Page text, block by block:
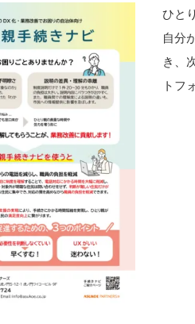
ひと
自分
き、
トフ